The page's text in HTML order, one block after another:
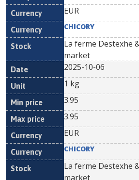
EUR
CHICORY
La ferme Destexhe
market
2025-10-06
1 kg
3.95
3.95
EUR
CHICORY
La ferme Destexhe
market